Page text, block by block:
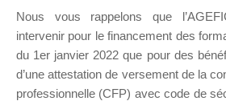
Ce groupe est destiné aux
Nous vous rappelons que
intervenir pour le financement des
du 1er janvier 2022 que pour des
d’une attestation de versement de la
professionnelle (CFP) avec code de